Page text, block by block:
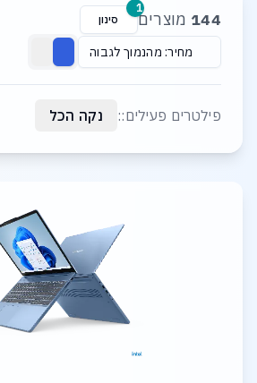
144 מוצרים סינון
1
מחיר: מהנמוך לגבוה
פילטרים פעילים:: נקה הכל